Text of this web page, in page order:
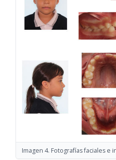
Imagen 4. Fotografías faciales e